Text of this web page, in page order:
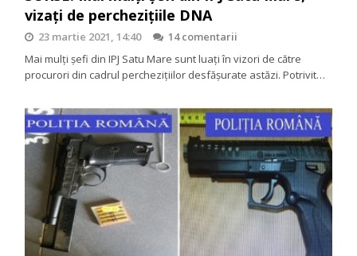
vizați de percheziţiile DNA
23 martie 2021, 14:40
14 comentarii
Mai mulți șefi din IPJ Satu Mare sunt luaţi în vizori de către
procurori din cadrul percheziţiilor desfăşurate astăzi. Potrivit…